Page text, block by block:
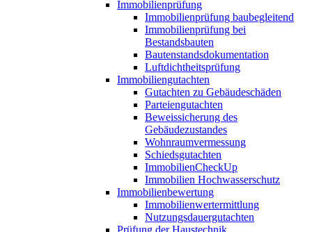
Immobilienprüfung
Immobilienprüfung baubegleitend
Immobilienprüfung bei
Bestandsbauten
Bautenstandsdokumentation
Luftdichtheitsprüfung
Immobiliengutachten
Gutachten zu Gebäudeschäden
Parteiengutachten
Beweissicherung des
Gebäudezustandes
Wohnraumvermessung
Schiedsgutachten
ImmobilienCheckUp
Immobilien Hochwasserschutz
Immobilienbewertung
Immobilienwertermittlung
Nutzungsdauergutachten
Prüfung der Haustechnik